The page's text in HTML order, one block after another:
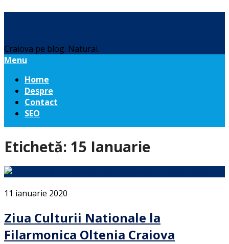
Craiova pe blog. Natural.
Menu
Home
Despre
Contact
SEO
Etichetă: 15 Ianuarie
11 ianuarie 2020
Ziua Culturii Nationale la
Filarmonica Oltenia Craiova